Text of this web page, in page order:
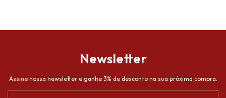
Newsletter
Assine nossa newsletter e ganhe 3% de desconto na sua próxima compra.